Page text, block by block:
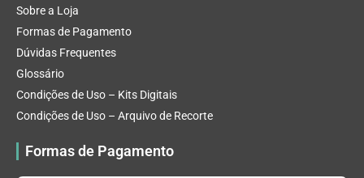
Sobre a Loja
Formas de Pagamento
Dúvidas Frequentes
Glossário
Condições de Uso – Kits Digitais
Condições de Uso – Arquivo de Recorte
Formas de Pagamento